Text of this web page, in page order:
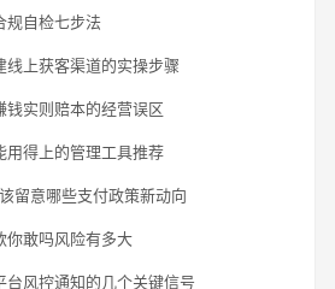
规自检七步法
线上获客渠道的实操步骤
钱实则赔本的经营误区
用得上的管理工具推荐
留意哪些支付政策新动向
你敢吗风险有多大
台风控通知的几个关键信号